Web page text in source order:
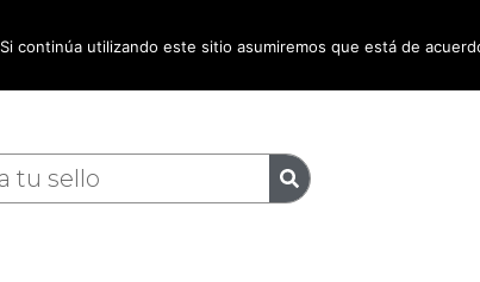
continúa utilizando este sitio asumiremos que está de